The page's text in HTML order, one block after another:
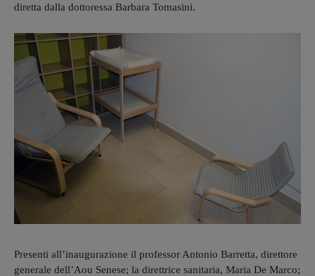
diretta dalla dottoressa Barbara Tomasini.
Presenti all’inaugurazione il professor Antonio Barretta, direttore
generale dell’Aou Senese; la direttrice sanitaria, Maria De Marco;